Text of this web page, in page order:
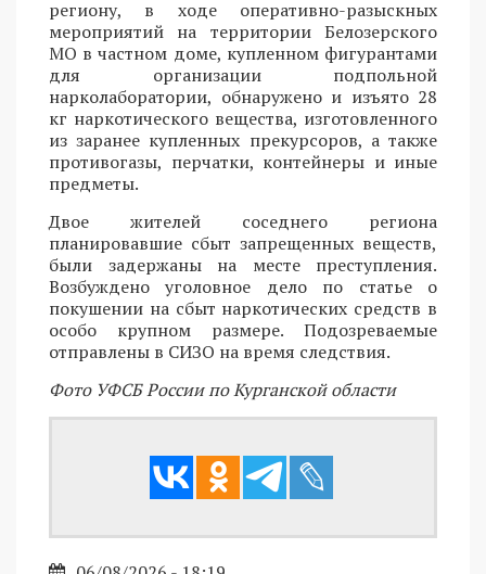
региону, в ходе оперативно-разыскных
мероприятий на территории Белозерского
МО в частном доме, купленном фигурантами
для организации подпольной
нарколаборатории, обнаружено и изъято 28
кг наркотического вещества, изготовленного
из заранее купленных прекурсоров, а также
противогазы, перчатки, контейнеры и иные
предметы.
Двое жителей соседнего региона
планировавшие сбыт запрещенных веществ,
были задержаны на месте преступления.
Возбуждено уголовное дело по статье о
покушении на сбыт наркотических средств в
особо крупном размере. Подозреваемые
отправлены в СИЗО на время следствия.
Фото УФСБ России по Курганской области